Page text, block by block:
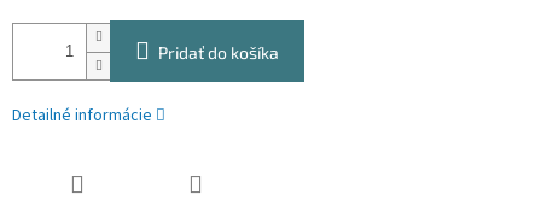
Pridať do košíka
Detailné informácie